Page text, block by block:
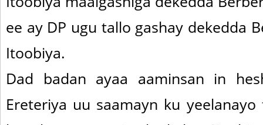
ee ay DP ugu tallo gashay dekedda
Itoobiya.
Dad badan ayaa aaminsan in
Ereteriya uu saamayn ku